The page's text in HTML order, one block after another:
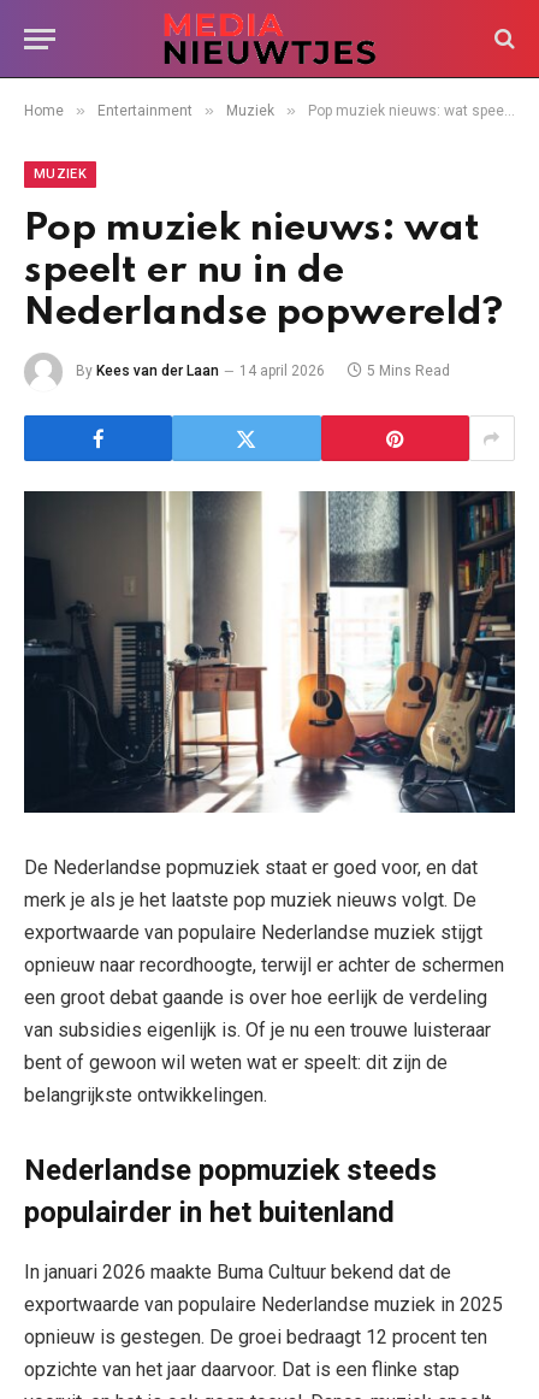
Home » Entertainment » Muziek » Pop muziek nieuws: wat speelt er nu in de Nederlandse popwereld?
MUZIEK
Pop muziek nieuws: wat
speelt er nu in de
Nederlandse popwereld?
By Kees van der Laan 14 april 2026 5 Mins Read
De Nederlandse popmuziek staat er goed voor, en dat
merk je als je het laatste pop muziek nieuws volgt. De
exportwaarde van populaire Nederlandse muziek stijgt
opnieuw naar recordhoogte, terwijl er achter de schermen
een groot debat gaande is over hoe eerlijk de verdeling
van subsidies eigenlijk is. Of je nu een trouwe luisteraar
bent of gewoon wil weten wat er speelt: dit zijn de
belangrijkste ontwikkelingen.
Nederlandse popmuziek steeds
populairder in het buitenland
In januari 2026 maakte Buma Cultuur bekend dat de
exportwaarde van populaire Nederlandse muziek in 2025
opnieuw is gestegen. De groei bedraagt 12 procent ten
opzichte van het jaar daarvoor. Dat is een flinke stap